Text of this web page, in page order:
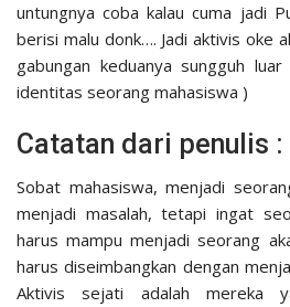
untungnya coba kalau cuma jadi
berisi malu donk…. Jadi aktivis oke
gabungan keduanya sungguh
identitas seorang mahasiswa )
Catatan dari penulis :
Sobat mahasiswa, menjadi
menjadi masalah, tetapi ingat
harus mampu menjadi seorang
harus diseimbangkan dengan
Aktivis sejati adalah mereka